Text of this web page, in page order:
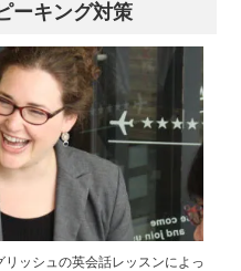
ーキング対策
ッシュの英会話レッスンによっ